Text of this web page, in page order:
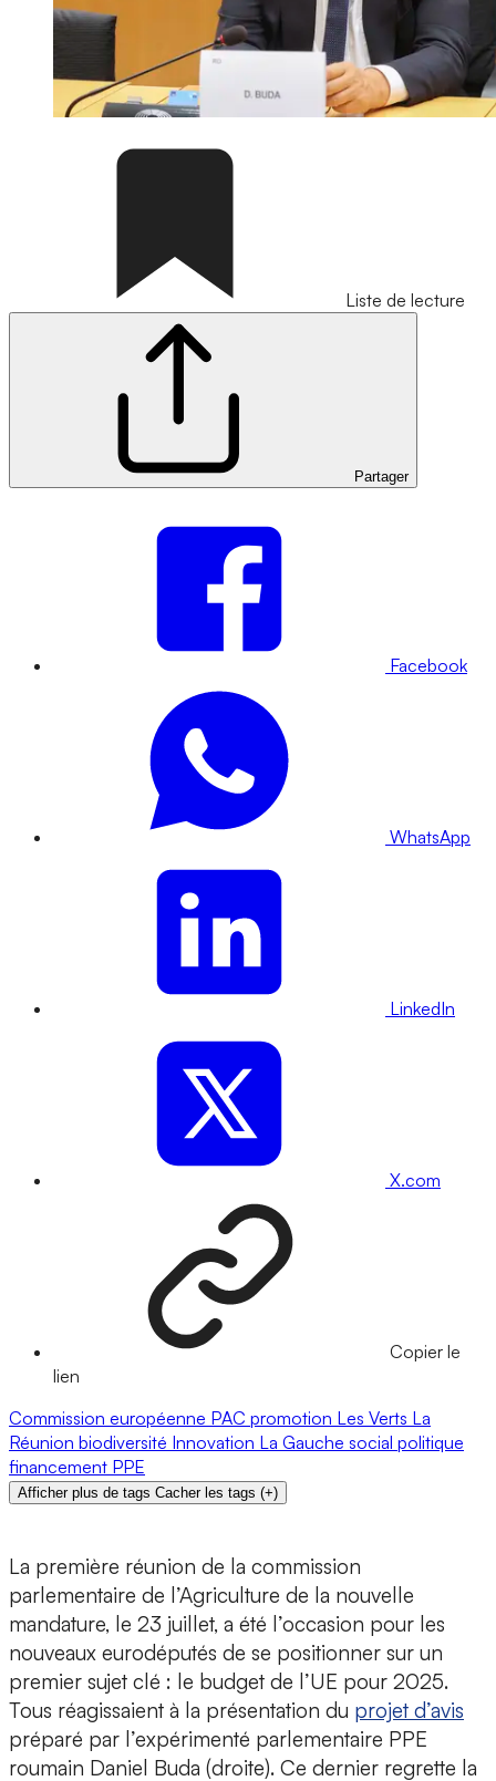
Liste de lecture
Partager
Facebook
WhatsApp
LinkedIn
X.com
Copier le
lien
Commission européenne PAC promotion Les Verts La
Réunion biodiversité Innovation La Gauche social politique
financement PPE
Afficher plus de tags Cacher les tags (+)
La première réunion de la commission
parlementaire de l’Agriculture de la nouvelle
mandature, le 23 juillet, a été l’occasion pour les
nouveaux eurodéputés de se positionner sur un
premier sujet clé : le budget de l’UE pour 2025.
Tous réagissaient à la présentation du projet d’avis
préparé par l’expérimenté parlementaire PPE
roumain Daniel Buda (droite). Ce dernier regrette la